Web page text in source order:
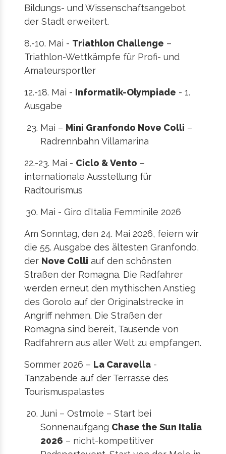
Bildungs- und Wissenschaftsangebot
der Stadt erweitert.
8.-10. Mai - Triathlon Challenge –
Triathlon-Wettkämpfe für Profi- und
Amateursportler
12.-18. Mai - Informatik-Olympiade - 1.
Ausgabe
Mai – Mini Granfondo Nove Colli –
Radrennbahn Villamarina
22.-23. Mai - Ciclo & Vento –
internationale Ausstellung für
Radtourismus
Mai - Giro d’Italia Femminile 2026
Am Sonntag, den 24. Mai 2026, feiern wir
die 55. Ausgabe des ältesten Granfondo,
der Nove Colli auf den schönsten
Straßen der Romagna. Die Radfahrer
werden erneut den mythischen Anstieg
des Gorolo auf der Originalstrecke in
Angriff nehmen. Die Straßen der
Romagna sind bereit, Tausende von
Radfahrern aus aller Welt zu empfangen.
Sommer 2026 – La Caravella -
Tanzabende auf der Terrasse des
Tourismuspalastes
Juni – Ostmole – Start bei
Sonnenaufgang Chase the Sun Italia
2026 – nicht-kompetitiver